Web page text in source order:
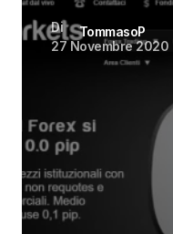
Di
TommasoP
27 Novembre 2020